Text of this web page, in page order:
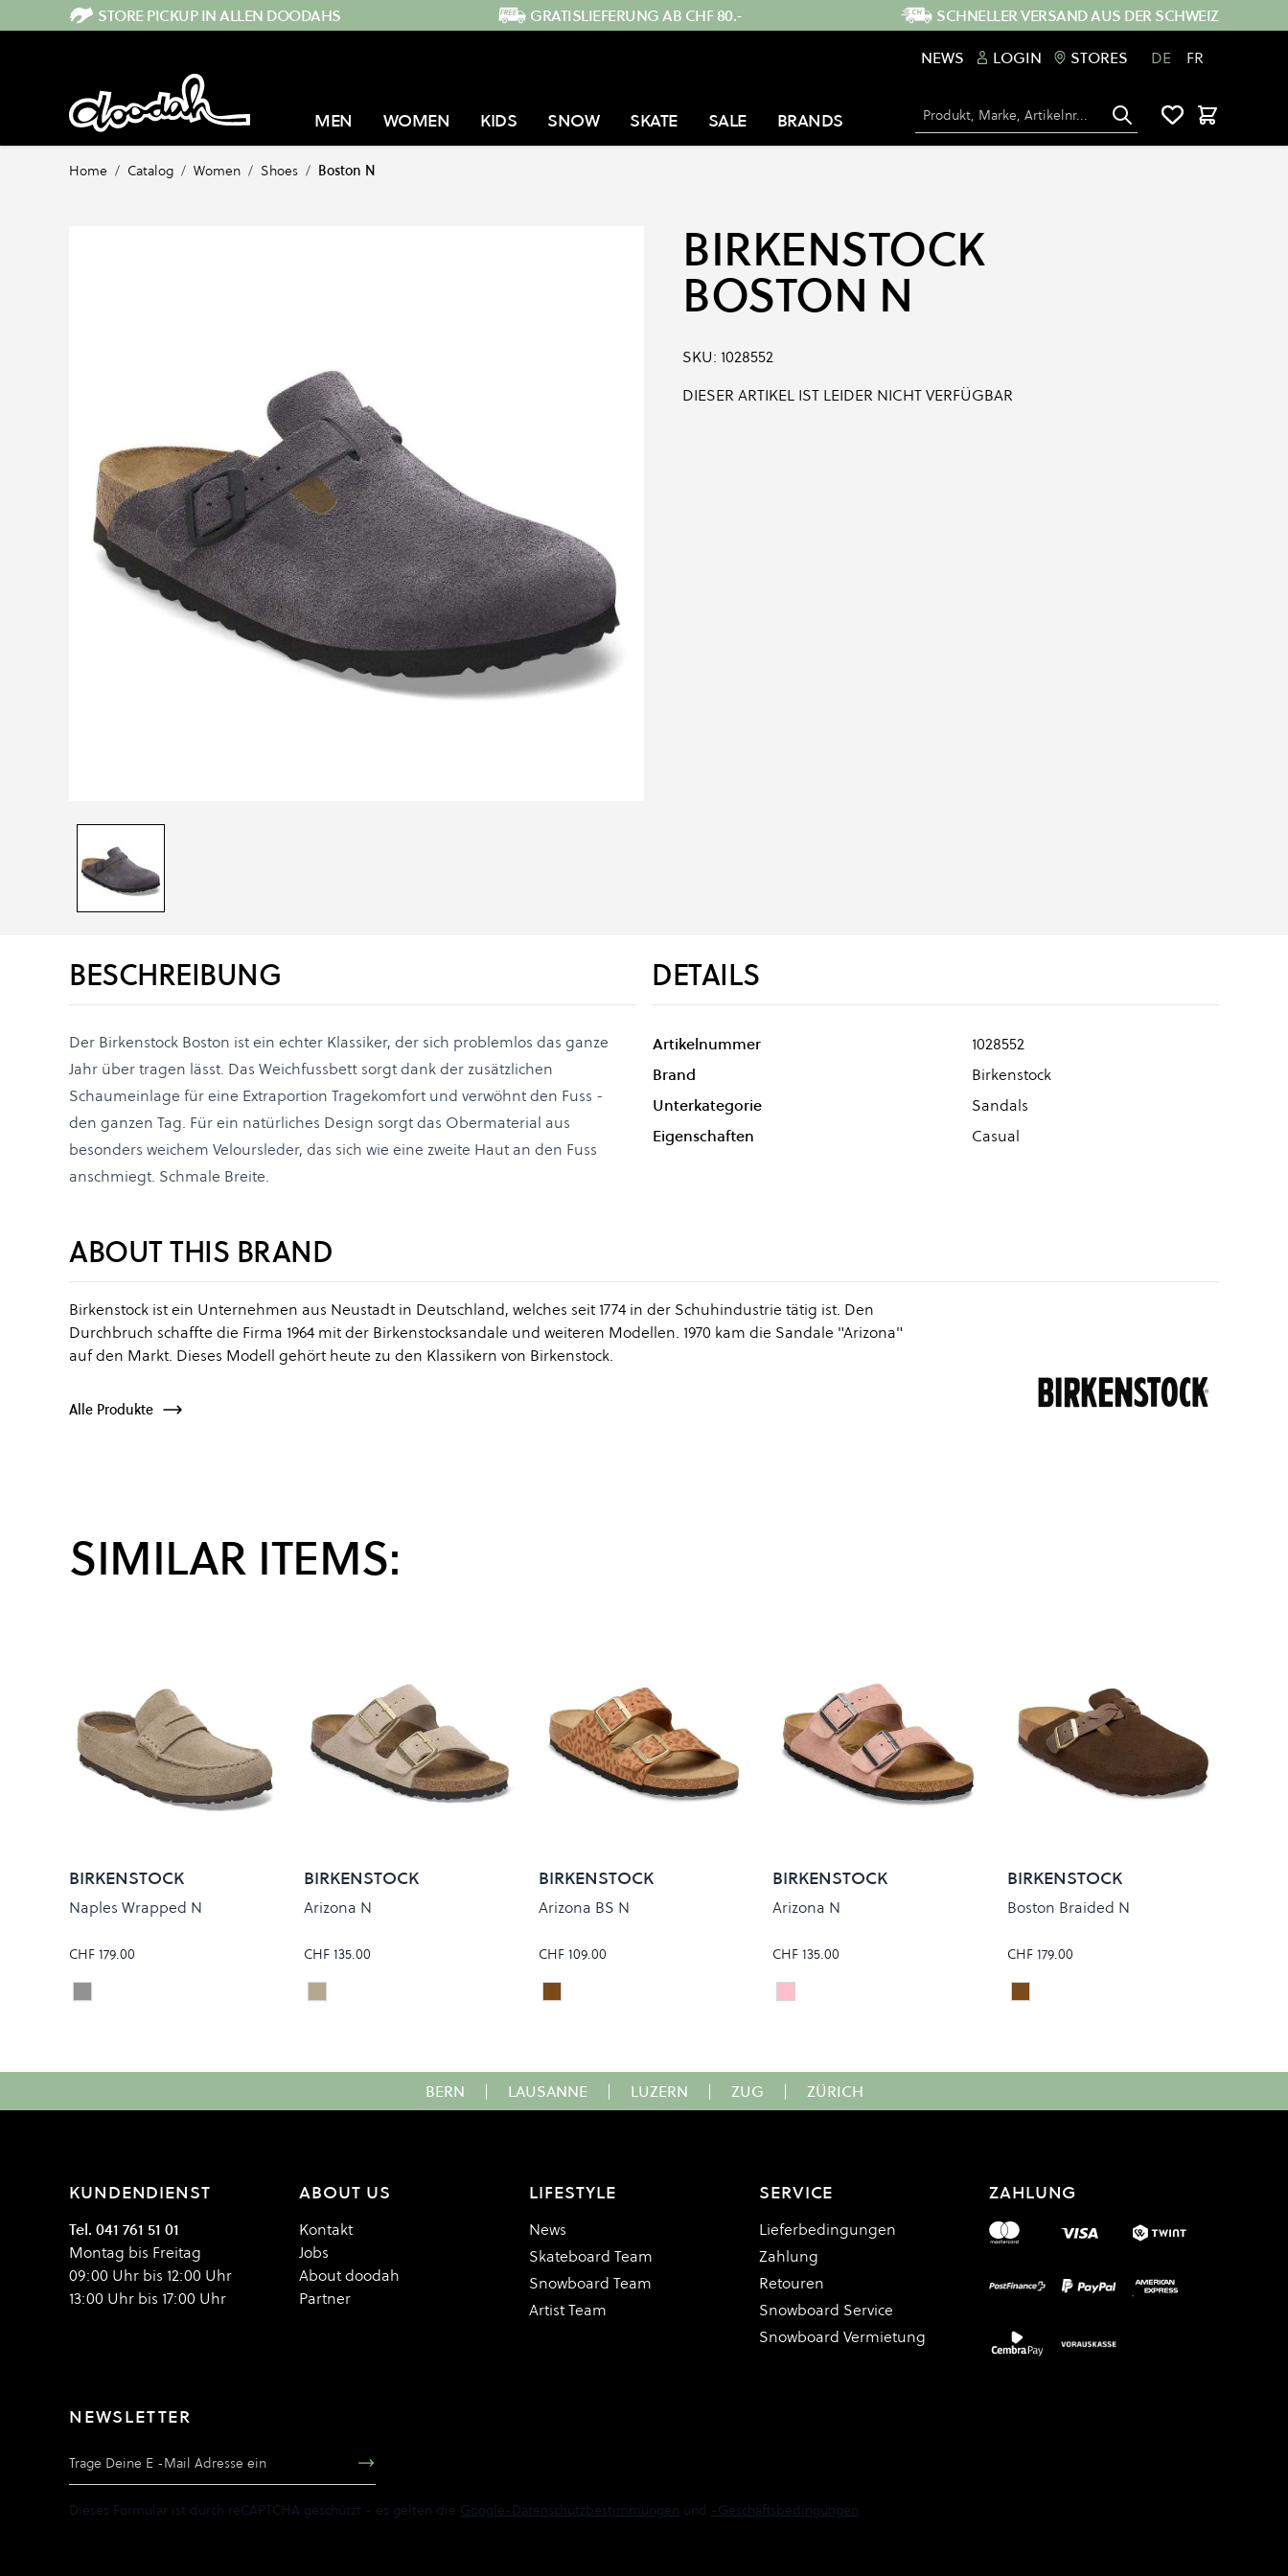
Direkt zum InhaltSTORE PICKUP IN ALLEN DOODAHS GRATISLIEFERUNG AB CHF 80.-
SCHNELLER VERSAND AUS DER SCHWEIZ
NEWS
LOGIN STORES DE FR
MEN WOMEN KIDS SNOW SKATE SALE BRANDS Suche Warenkorb
Home / Catalog / Women / Shoes / Boston N
BIRKENSTOCK
BOSTON N
SKU: 1028552
DIESER ARTIKEL IST LEIDER NICHT VERFÜGBAR
BESCHREIBUNG
Der Birkenstock Boston ist ein echter Klassiker, der sich problemlos das ganze
Jahr über tragen lässt. Das Weichfussbett sorgt dank der zusätzlichen
Schaumeinlage für eine Extraportion Tragekomfort und verwöhnt den Fuss -
den ganzen Tag. Für ein natürliches Design sorgt das Obermaterial aus
besonders weichem Veloursleder, das sich wie eine zweite Haut an den Fuss
anschmiegt. Schmale Breite.
DETAILS
Artikelnummer
1028552
Brand
Birkenstock
Unterkategorie
Sandals
Eigenschaften
Casual
ABOUT THIS BRAND
Birkenstock ist ein Unternehmen aus Neustadt in Deutschland, welches seit 1774 in der Schuhindustrie tätig ist. Den
Durchbruch schaffte die Firma 1964 mit der Birkenstocksandale und weiteren Modellen. 1970 kam die Sandale "Arizona"
auf den Markt. Dieses Modell gehört heute zu den Klassikern von Birkenstock.
Alle Produkte
SIMILAR ITEMS:
BIRKENSTOCK
Naples Wrapped N
CHF 179.00
Colour
Taupe
BIRKENSTOCK
Arizona N
CHF 135.00
Colour
Sandcastle
BIRKENSTOCK
Arizona BS N
CHF 109.00
Colour
LEO PECAN
BIRKENSTOCK
Arizona N
CHF 135.00
Colour
PINK CLAY
BIRKENSTOCK
Boston Braided N
CHF 179.00
Colour
CARAFE
BERN | LAUSANNE | LUZERN | ZUG | ZÜRICH
KUNDENDIENST
Tel. 041 761 51 01
Montag bis Freitag
09:00 Uhr bis 12:00 Uhr
13:00 Uhr bis 17:00 Uhr
ABOUT US
Kontakt
Jobs
About doodah
Partner
LIFESTYLE
News
Skateboard Team
Snowboard Team
Artist Team
SERVICE
Lieferbedingungen
Zahlung
Retouren
Snowboard Service
Snowboard Vermietung
ZAHLUNG
NEWSLETTER
Dieses Formular ist durch reCAPTCHA geschützt - es gelten die Google-Datenschutzbestimmungen und -Geschäftsbedingungen.